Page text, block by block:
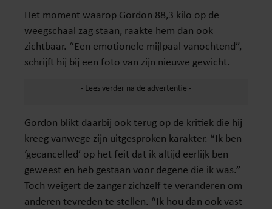
Het moment waarop Gordon 88,3 kilo op de
weegschaal zag staan, raakte hem dan ook
zichtbaar. “Een emotionele mijlpaal vanochtend”,
schrijft hij bij een foto van zijn nieuwe gewicht.
Gordon blikt daarbij ook terug op de kritiek die hij
kreeg vanwege zijn uitgesproken karakter. “Ik ben
‘gecancelled’ op het feit dat ik altijd eerlijk ben
geweest en heb gestaan voor degene die ik was.”
Toch weigert de zanger zichzelf te veranderen om
anderen tevreden te stellen. “Ik hou dan ook vast